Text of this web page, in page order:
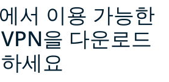
서 이용 가능한
을 다운로드
하세요